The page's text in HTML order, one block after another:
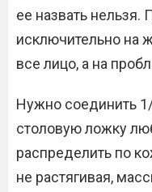
ее назвать
исключительно на
все лицо, а на
Нужно соединить
столовую ложку
распределить по
не растягивая,